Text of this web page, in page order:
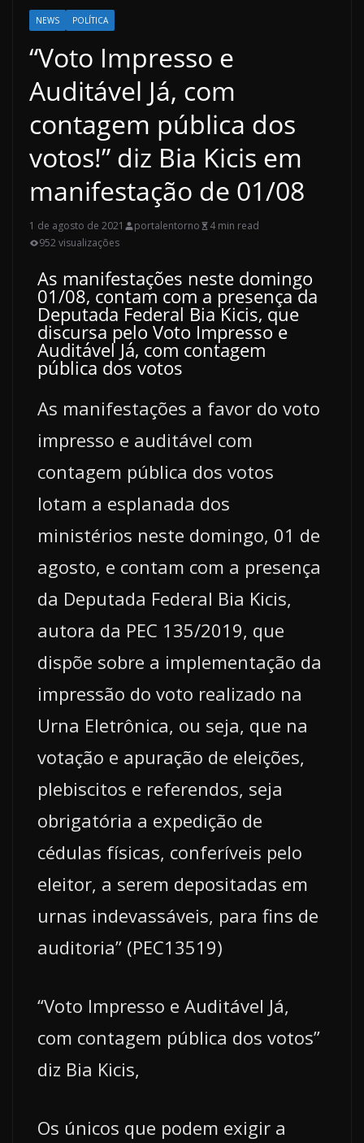
NEWS POLÍTICA
“Voto Impresso e
Auditável Já, com
contagem pública dos
votos!” diz Bia Kicis em
manifestação de 01/08
1 de agosto de 2021 portalentorno
4 min read
952 visualizações
As manifestações neste domingo
01/08, contam com a presença da
Deputada Federal Bia Kicis, que
discursa pelo Voto Impresso e
Auditável Já, com contagem
pública dos votos
As manifestações a favor do voto
impresso e auditável com
contagem pública dos votos
lotam a esplanada dos
ministérios neste domingo, 01 de
agosto, e contam com a presença
da Deputada Federal Bia Kicis,
autora da PEC 135/2019, que
dispõe sobre a implementação da
impressão do voto realizado na
Urna Eletrônica, ou seja, que na
votação e apuração de eleições,
plebiscitos e referendos, seja
obrigatória a expedição de
cédulas físicas, conferíveis pelo
eleitor, a serem depositadas em
urnas indevassáveis, para fins de
auditoria” (PEC13519)
“Voto Impresso e Auditável Já,
com contagem pública dos votos”
diz Bia Kicis,
Os únicos que podem exigir a